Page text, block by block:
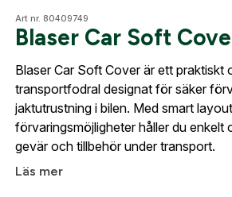
Mer
Mitt konto
Kontakta oss
Art nr. 80409749
Blaser Car Soft
Blaser Car Soft Cover är ett praktiskt
transportfodral designat för säker
jaktutrustning i bilen. Med smart
förvaringsmöjligheter håller du enkelt
gevär och tillbehör under transport.
Läs mer
Logga in
Logga in för att handla med dina
fakturabetalning och tillgång till
formuläret så återkommer vi till dig
skapat. I vår FAQ hittar du svar på
frågorna gällande Mitt konto.
Företag- eller Föreningsnamn:*
Org. nummer